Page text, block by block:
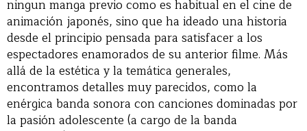
ningun manga previo como es habitual en el cine de
animación japonés, sino que ha ideado una historia
desde el principio pensada para satisfacer a los
espectadores enamorados de su anterior filme. Más
allá de la estética y la temática generales,
encontramos detalles muy parecidos, como la
enérgica banda sonora con canciones dominadas por
la pasión adolescente (a cargo de la banda